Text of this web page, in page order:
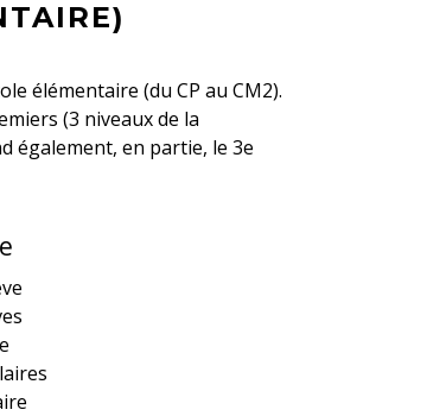
élémentaire (du CP au CM2).
(3 niveaux de la
également, en partie, le 3e